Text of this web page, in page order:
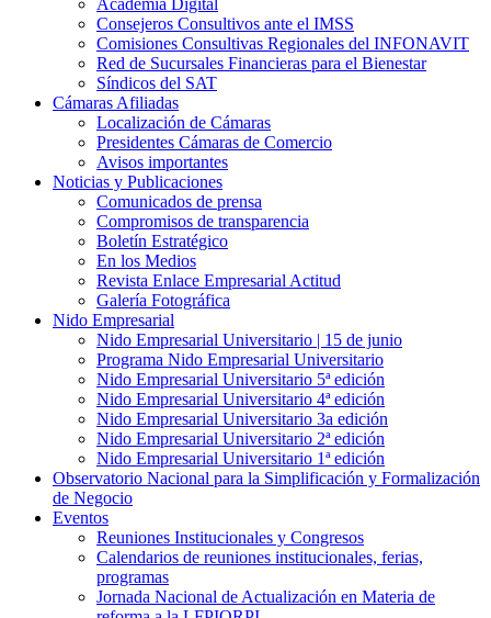
Academia Digital
Consejeros Consultivos ante el IMSS
Comisiones Consultivas Regionales del INFONAVIT
Red de Sucursales Financieras para el Bienestar
Síndicos del SAT
Cámaras Afiliadas
Localización de Cámaras
Presidentes Cámaras de Comercio
Avisos importantes
Noticias y Publicaciones
Comunicados de prensa
Compromisos de transparencia
Boletín Estratégico
En los Medios
Revista Enlace Empresarial Actitud
Galería Fotográfica
Nido Empresarial
Nido Empresarial Universitario | 15 de junio
Programa Nido Empresarial Universitario
Nido Empresarial Universitario 5ª edición
Nido Empresarial Universitario 4ª edición
Nido Empresarial Universitario 3a edición
Nido Empresarial Universitario 2ª edición
Nido Empresarial Universitario 1ª edición
Observatorio Nacional para la Simplificación y Formalización
de Negocio
Eventos
Reuniones Institucionales y Congresos
Calendarios de reuniones institucionales, ferias,
programas
Jornada Nacional de Actualización en Materia de